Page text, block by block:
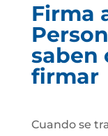
Firma
saben
firmar
Cuando se